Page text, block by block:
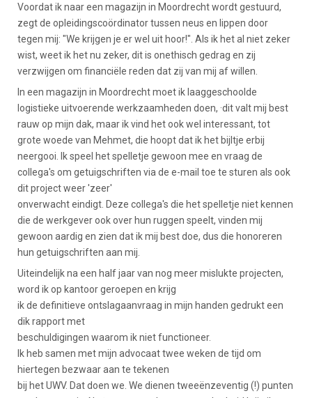
Voordat ik naar een magazijn in Moordrecht wordt gestuurd,
zegt de opleidingscoördinator tussen neus en lippen door
tegen mij: "We krijgen je er wel uit hoor!". Als ik het al niet zeker
wist, weet ik het nu zeker, dit is onethisch gedrag en zij
verzwijgen om financiële reden dat zij van mij af willen.
In een magazijn in Moordrecht moet ik laaggeschoolde
logistieke uitvoerende werkzaamheden doen, ·dit valt mij best
rauw op mijn dak, maar ik vind het ook wel interessant, tot
grote woede van Mehmet, die hoopt dat ik het bijltje erbij
neergooi. Ik speel het spelletje gewoon mee en vraag de
collega's om getuigschriften via de e-mail toe te sturen als ook
dit project weer 'zeer'
onverwacht eindigt. Deze collega's die het spelletje niet kennen
die de werkgever ook over hun ruggen speelt, vinden mij
gewoon aardig en zien dat ik mij best doe, dus die honoreren
hun getuigschriften aan mij.
Uiteindelijk na een half jaar van nog meer mislukte projecten,
word ik op kantoor geroepen en krijg
ik de definitieve ontslagaanvraag in mijn handen gedrukt een
dik rapport met
beschuldigingen waarom ik niet functioneer.
Ik heb samen met mijn advocaat twee weken de tijd om
hiertegen bezwaar aan te tekenen
bij het UWV. Dat doen we. We dienen tweeënzeventig (!) punten